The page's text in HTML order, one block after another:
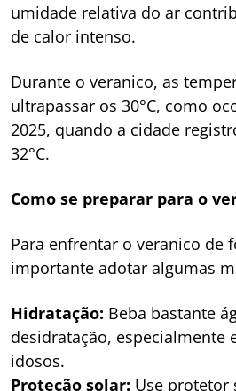
umidade relativa do ar
de calor intenso.
Durante o veranico, as
ultrapassar os 30°C, como
2025, quando a cidade
32°C.
Como se preparar para o
Para enfrentar o veranico de
importante adotar algumas
Hidratação: Beba bastante
desidratação, especialmente
idosos.
Proteção solar: Use protetor